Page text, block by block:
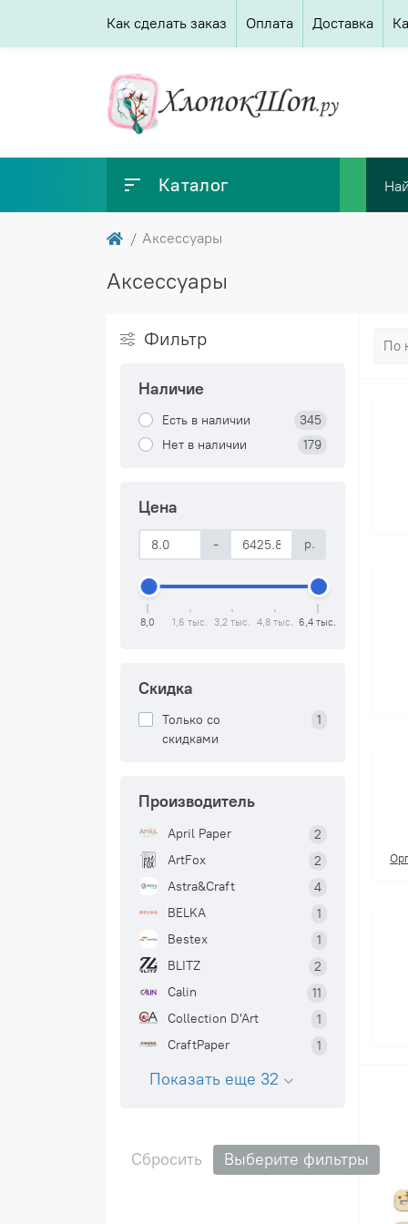
Как сделать заказ Оплата Доставка
Каталог
Аксессуары
Аксессуары
Фильтр
Наличие
Есть в наличии
345
Нет в наличии
179
Цена
- р.
8,0 1,6 тыс. 3,2 тыс. 4,8 тыс. 6,4 тыс.
Скидка
Только со
cкидками
1
Производитель
April Paper
2
ArtFox
2
Astra&Craft
4
BELKA
1
Bestex
1
BLITZ
2
Calin
11
Collection D'Art
1
CraftPaper
1
Показать еще 32
Сбросить Выберите фильтры